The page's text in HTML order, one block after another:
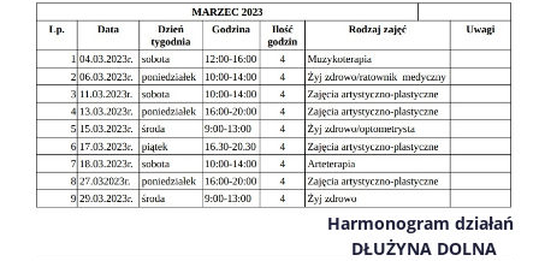
Harmonogram działań
DŁUŻYNA DOLNA